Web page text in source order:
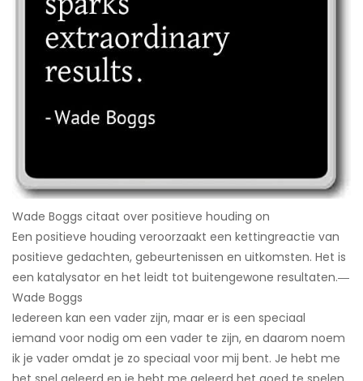
Wade Boggs citaat over positieve houding on
Een positieve houding veroorzaakt een kettingreactie van
positieve gedachten, gebeurtenissen en uitkomsten. Het is
een katalysator en het leidt tot buitengewone resultaten.―
Wade Boggs
Iedereen kan een vader zijn, maar er is een speciaal
iemand voor nodig om een ​​vader te zijn, en daarom noem
ik je vader omdat je zo speciaal voor mij bent. Je hebt me